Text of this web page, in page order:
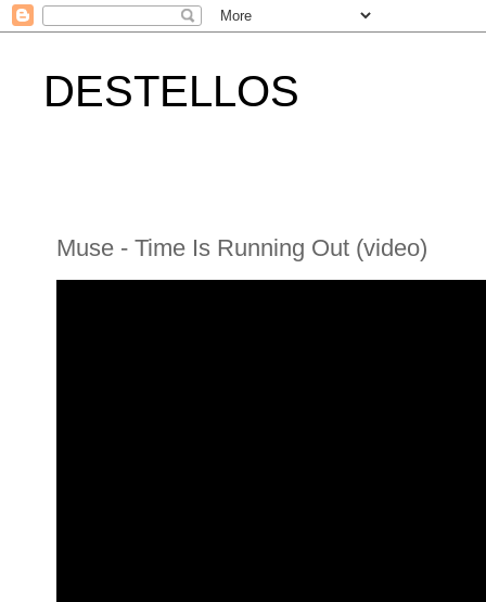
DESTELLOS
Muse - Time Is Running Out (video)